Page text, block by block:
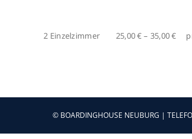
2 Einzelzimmer 25,00 € – 35,00 €
© BOARDINGHOUSE NEUBURG |